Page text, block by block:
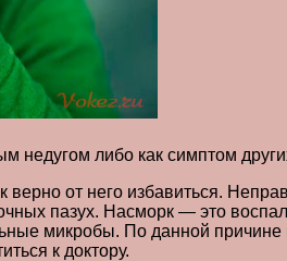
либо как симптом
от него избавиться.
пазух. Насморк — это
микробы. По данной причине
к доктору.